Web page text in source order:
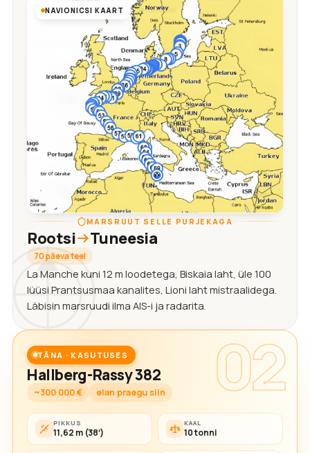
NAVIONICSI KAART
MARSRUUT SELLE PURJEKAGA
Rootsi Tuneesia
70 päeva teel
La Manche kuni 12 m loodetega, Biskaia laht, üle 100
lüüsi Prantsusmaa kanalites, Lioni laht mistraalidega.
Läbisin marsruudi ilma AIS-i ja radarita.
02
TÄNA · KASUTUSES
Hallberg-Rassy 382
~300 000 € elan praegu siin
PIKKUS
11,62 m (38′)
KAAL
10 tonni